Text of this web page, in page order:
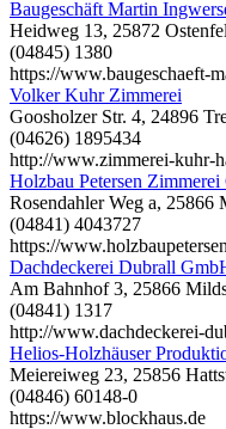
Baugeschäft Martin
Heidweg 13, 25872
(04845) 1380
https://www.baugeschaeft-
Volker Kuhr Zimmerei
Goosholzer Str. 4, 24896
(04626) 1895434
http://www.zimmerei-kuhr-
Holzbau Petersen
Rosendahler Weg a, 25866
(04841) 4043727
https://
Dachdeckerei Dubrall
Am Bahnhof 3, 25866
(04841) 1317
http://www.dachdeckerei-
Helios-Holzhäuser
Meiereiweg 23, 25856
(04846) 60148-0
https://www.blockhaus.de